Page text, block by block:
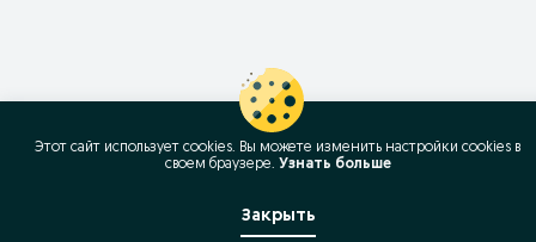
Этот сайт использует cookies. Вы можете изменить настройки cookies в
своeм браузере. Узнать больше
Закрыть